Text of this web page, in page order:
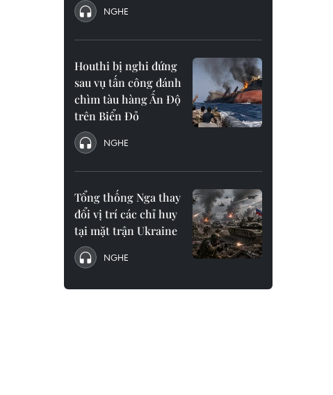
NGHE
Houthi bị nghi đứng
sau vụ tấn công đánh
chìm tàu hàng Ấn Độ
trên Biển Đỏ
NGHE
Tổng thống Nga thay
đổi vị trí các chỉ huy
tại mặt trận Ukraine
NGHE